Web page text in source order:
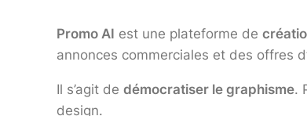
Promo AI est une plateforme de
annonces commerciales et des offres
Il s’agit de démocratiser le graphisme.
design.